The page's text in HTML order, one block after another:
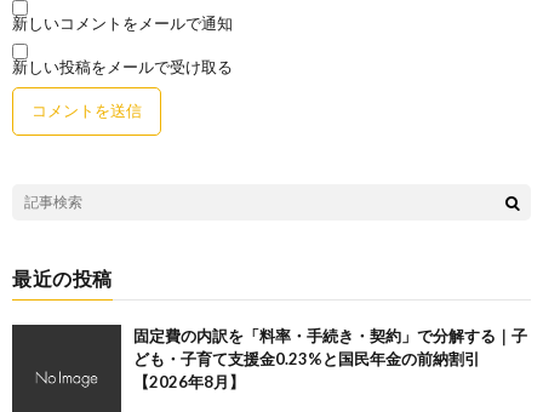
新しいコメントをメールで通知
新しい投稿をメールで受け取る
最近の投稿
固定費の内訳を「料率・手続き・契約」で分解する｜子
ども・子育て支援金0.23%と国民年金の前納割引
【2026年8月】